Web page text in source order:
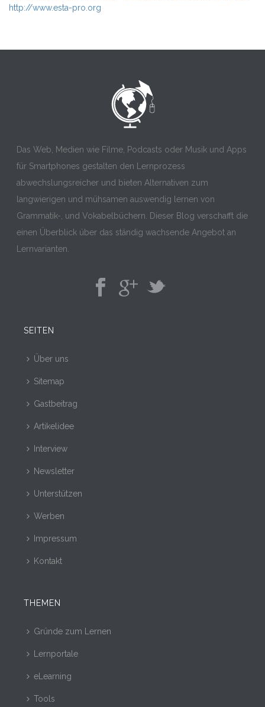
http://www.esta-pro.org
Das Web, Medien wie Filme, Podcasts oder Musik und Apps
für Smartphones gestalten den Lernprozess
abwechslungsreicher und bieten Alternativen zum
langwierigen und mühsamen auswendig lernen von
Grammatik-, und Vokabelbüchern. Dieser Blog verschafft die
einen Überblick über das ständig wachsende Angebot an
Lernvarianten.
SEITEN
Über uns
Sitemap
Gastbeitrag
Artikelidee
Interview
Newsletter
Unterstützen
Werben
Impressum
Kontakt
THEMEN
Gründe zum Lernen
Lernportale
eLearning
Tools